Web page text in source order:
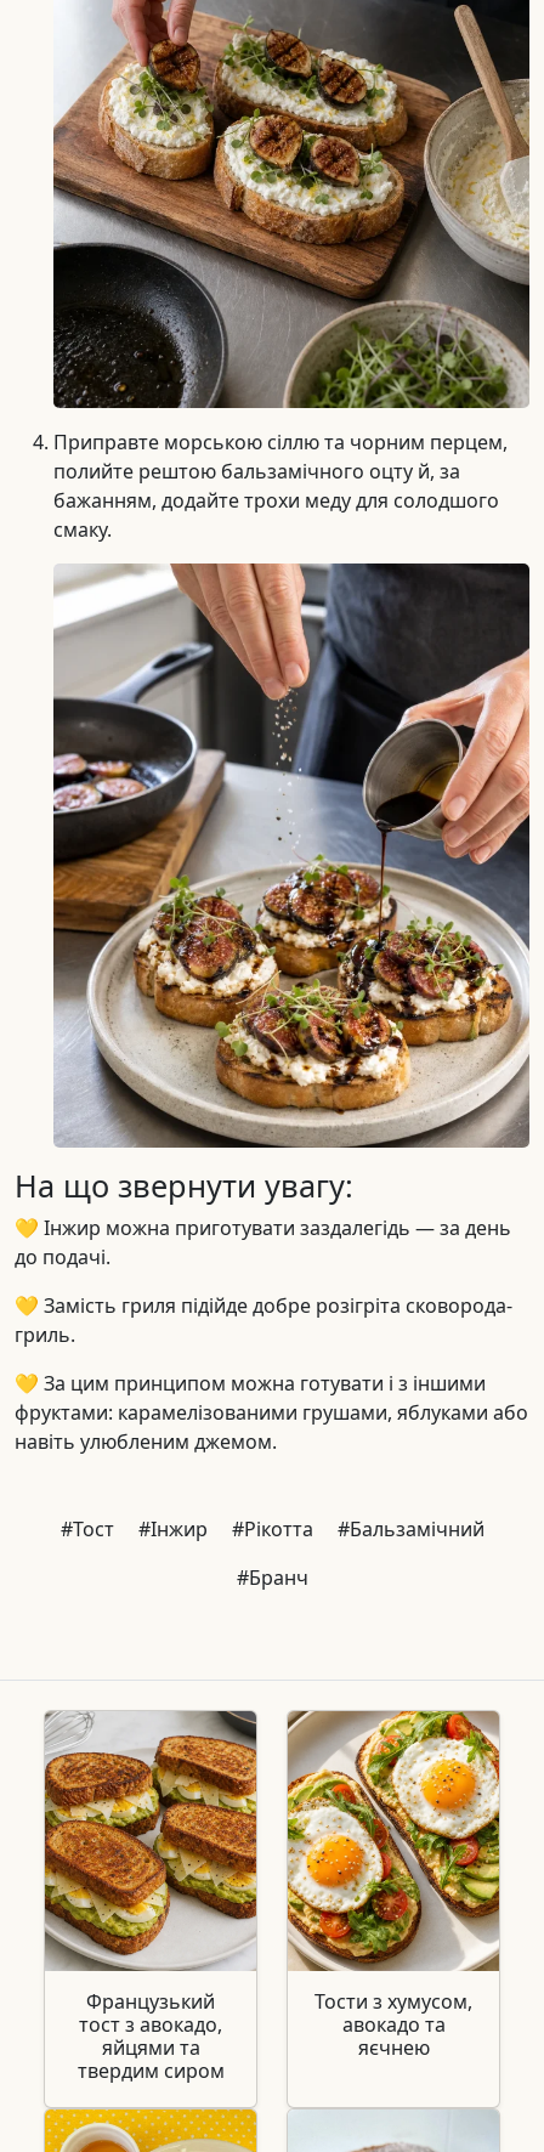
Приправте морською сіллю та чорним перцем,
полийте рештою бальзамічного оцту й, за
бажанням, додайте трохи меду для солодшого
смаку.
На що звернути увагу:
💛 Інжир можна приготувати заздалегідь — за день
до подачі.
💛 Замість гриля підійде добре розігріта сковорода-
гриль.
💛 За цим принципом можна готувати і з іншими
фруктами: карамелізованими грушами, яблуками або
навіть улюбленим джемом.
#Тост #Інжир #Рікотта
#Бальзамічний
#Бранч
Французький
тост з авокадо,
яйцями та
твердим сиром
Тости з хумусом,
авокадо та
яєчнею